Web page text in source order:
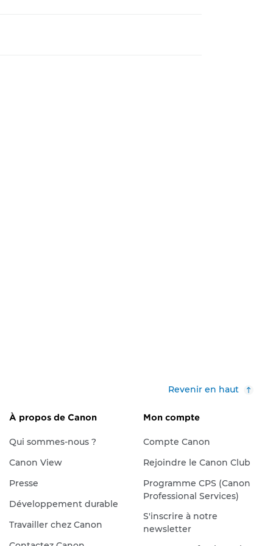
Revenir en haut
À propos de Canon
Qui sommes-nous ?
Canon View
Presse
Développement durable
Travailler chez Canon
Mon compte
Compte Canon
Rejoindre le Canon Club
Programme CPS (Canon
Professional Services)
S'inscrire à notre
newsletter